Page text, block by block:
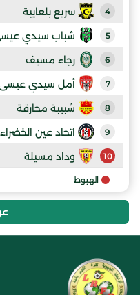
4 سريع بلعايبة
5 شباب سيدي
6 رجاء مسيف
7 أمل سيدي
8 شبيبة محارقة
9 اتحاد عين الخضراء
10 وداد مسيلة
الهبوط